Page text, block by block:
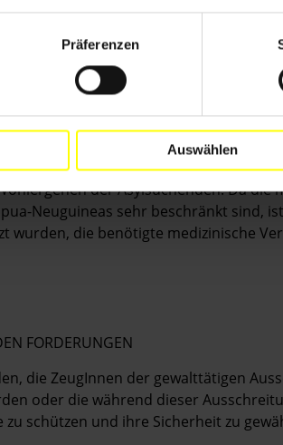
Präferenzen
Auswählen
sich in großer Gefahr, Opfer von
zu werden. Diese
beginnt. Papua-Neuguinea verfügt
von ZeugInnen. Die
– haben weiterhin Kontakt zu
der Asylsuchenden. Da die
Neuguineas sehr beschränkt sind,
wurden, die benötigte medizinische
FORDERUNGEN
die ZeugInnen der gewalttätigen
oder die während dieser
schützen und ihre Sicherheit zu